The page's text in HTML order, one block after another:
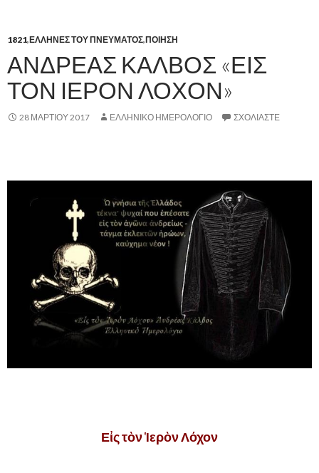
1821,ΕΛΛΗΝΕΣ ΤΟΥ ΠΝΕΥΜΑΤΟΣ,ΠΟΙΗΣΗ
ΑΝΔΡΕΑΣ ΚΑΛΒΟΣ «ΕΙΣ
ΤΟΝ ΙΕΡΟΝ ΛΟΧΟΝ»
28 ΜΑΡΤΊΟΥ 2017 ΕΛΛΗΝΙΚΟ ΗΜΕΡΟΛΟΓΙΟ ΣΧΟΛΙΆΣΤΕ
Εἰς τὸν Ἱερὸν Λόχον